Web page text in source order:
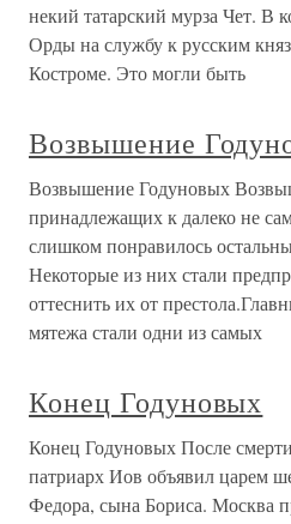
некий татарский мурза Чет. В
Орды на службу к русским
Костроме. Это могли быть
Возвышение
Возвышение Годуновых
принадлежащих к далеко не
слишком понравилось
Некоторые из них стали
оттеснить их от
мятежа стали одни из самых
Конец Годуновых
Конец Годуновых После
патриарх Иов объявил царем
Федора, сына Бориса. Москва